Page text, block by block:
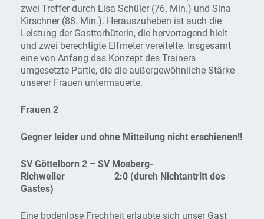
zwei Treffer durch Lisa Schüler (76. Min.) und Sina
Kirschner (88. Min.). Herauszuheben ist auch die
Leistung der Gasttorhüterin, die hervorragend hielt
und zwei berechtigte Elfmeter vereitelte. Insgesamt
eine von Anfang das Konzept des Trainers
umgesetzte Partie, die die außergewöhnliche Stärke
unserer Frauen untermauerte.
Frauen 2
Gegner leider und ohne Mitteilung nicht erschienen!!
SV Göttelborn 2 – SV Mosberg-
Richweiler 2:0 (durch Nichtantritt des
Gastes)
Eine bodenlose Frechheit erlaubte sich unser Gast